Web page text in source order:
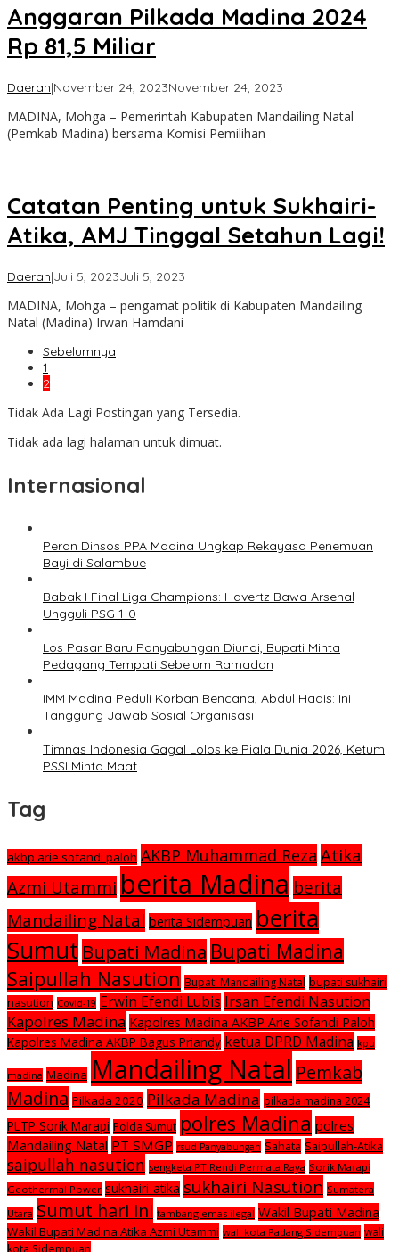
Anggaran Pilkada Madina 2024
Rp 81,5 Miliar
Daerah|November 24, 2023November 24, 2023
MADINA, Mohga – Pemerintah Kabupaten Mandailing Natal
(Pemkab Madina) bersama Komisi Pemilihan
Catatan Penting untuk Sukhairi-
Atika, AMJ Tinggal Setahun Lagi!
Daerah|Juli 5, 2023Juli 5, 2023
MADINA, Mohga – pengamat politik di Kabupaten Mandailing
Natal (Madina) Irwan Hamdani
Sebelumnya
1
2
Tidak Ada Lagi Postingan yang Tersedia.
Tidak ada lagi halaman untuk dimuat.
Internasional
Peran Dinsos PPA Madina Ungkap Rekayasa Penemuan
Bayi di Salambue
Babak I Final Liga Champions: Havertz Bawa Arsenal
Ungguli PSG 1-0
Los Pasar Baru Panyabungan Diundi, Bupati Minta
Pedagang Tempati Sebelum Ramadan
IMM Madina Peduli Korban Bencana, Abdul Hadis: Ini
Tanggung Jawab Sosial Organisasi
Timnas Indonesia Gagal Lolos ke Piala Dunia 2026, Ketum
PSSI Minta Maaf
Tag
akbp arie sofandi paloh AKBP Muhammad Reza Atika
Azmi Utammi berita Madina berita
Mandailing Natal berita Sidempuan berita
Sumut Bupati Madina Bupati Madina
Saipullah Nasution Bupati Mandailing Natal bupati sukhairi
nasution Covid-19 Erwin Efendi Lubis Irsan Efendi Nasution
Kapolres Madina Kapolres Madina AKBP Arie Sofandi Paloh
Kapolres Madina AKBP Bagus Priandy ketua DPRD Madina kpu
madina Madina Mandailing Natal Pemkab
Madina Pilkada 2020 Pilkada Madina pilkada madina 2024
PLTP Sorik Marapi Polda Sumut polres Madina polres
Mandailing Natal PT SMGP rsud Panyabungan Sahata Saipullah-Atika
saipullah nasution sengketa PT Rendi Permata Raya Sorik Marapi
Geothermal Power sukhairi-atika sukhairi Nasution Sumatera
Utara Sumut hari ini tambang emas ilegal Wakil Bupati Madina
Wakil Bupati Madina Atika Azmi Utammi wali kota Padang Sidempuan wali